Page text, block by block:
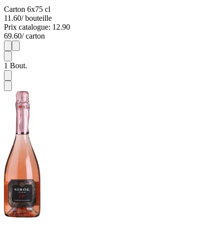
Carton 6x75 cl
11.60/ bouteille
Prix catalogue: 12.90
69.60/ carton
1
1 Bout.